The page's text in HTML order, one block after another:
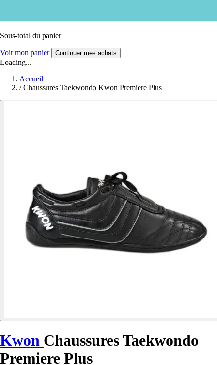
Sous-total du panier
Voir mon panier Continuer mes achats
Loading...
Accueil
/ Chaussures Taekwondo Kwon Premiere Plus
Kwon Chaussures Taekwondo
Premiere Plus